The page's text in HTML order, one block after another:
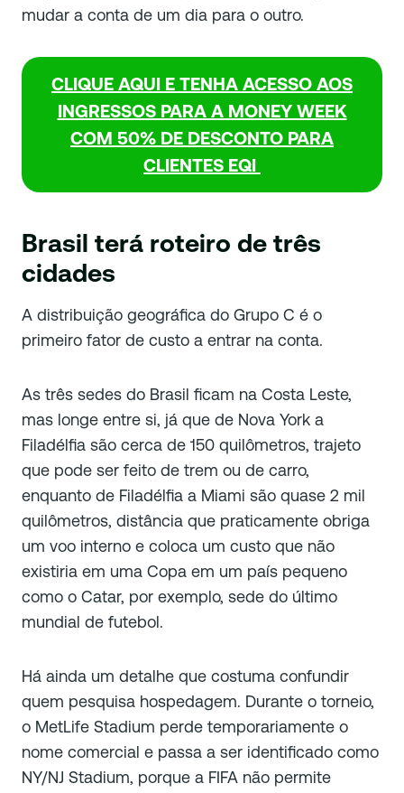
mudar a conta de um dia para o outro.
CLIQUE AQUI E TENHA ACESSO AOS
INGRESSOS PARA A MONEY WEEK
COM 50% DE DESCONTO PARA
CLIENTES EQI
Brasil terá roteiro de três
cidades
A distribuição geográfica do Grupo C é o
primeiro fator de custo a entrar na conta.
As três sedes do Brasil ficam na Costa Leste,
mas longe entre si, já que de Nova York a
Filadélfia são cerca de 150 quilômetros, trajeto
que pode ser feito de trem ou de carro,
enquanto de Filadélfia a Miami são quase 2 mil
quilômetros, distância que praticamente obriga
um voo interno e coloca um custo que não
existiria em uma Copa em um país pequeno
como o Catar, por exemplo, sede do último
mundial de futebol.
Há ainda um detalhe que costuma confundir
quem pesquisa hospedagem. Durante o torneio,
o MetLife Stadium perde temporariamente o
nome comercial e passa a ser identificado como
NY/NJ Stadium, porque a FIFA não permite